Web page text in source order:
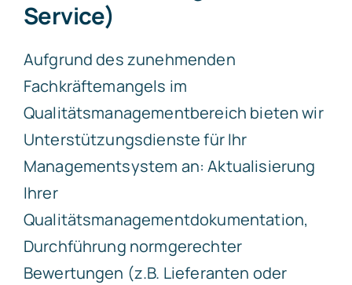
Service)
Aufgrund des zunehmenden
Fachkräftemangels im
Qualitätsmanagementbereich bieten wir
Unterstützungsdienste für Ihr
Managementsystem an: Aktualisierung
Ihrer
Qualitätsmanagementdokumentation,
Durchführung normgerechter
Bewertungen (z.B. Lieferanten oder